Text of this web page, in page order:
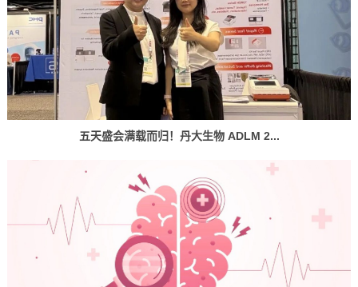
五天盛会满载而归！丹大生物 ADLM 2...